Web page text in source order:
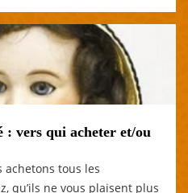
vers qui acheter et/ou
tous les
qu’ils ne vous plaisent plus